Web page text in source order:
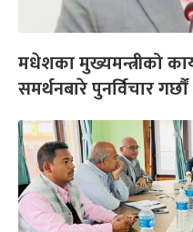
मधेशका मुख्यमन्त्रीको
समर्थनबारे पुनर्विचार